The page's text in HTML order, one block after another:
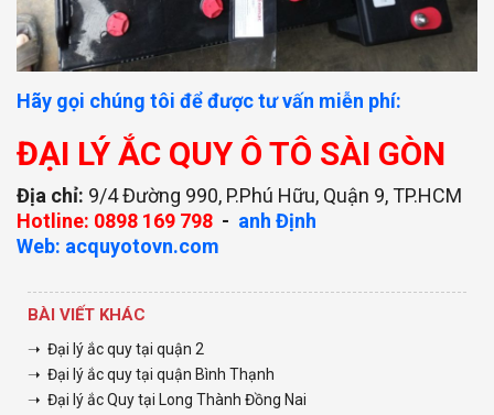
Hãy gọi chúng tôi để được tư vấn miễn phí:
ĐẠI LÝ ẮC QUY Ô TÔ SÀI GÒN
Địa chỉ: 9/4 Đường 990, P.Phú Hữu, Quận 9, TP.HCM
Hotline: 0898 169 798 - anh Định
Web: acquyotovn.com
BÀI VIẾT KHÁC
➝ Đại lý ắc quy tại quận 2
➝ Đại lý ắc quy tại quận Bình Thạnh
➝ Đại lý ắc Quy tại Long Thành Đồng Nai